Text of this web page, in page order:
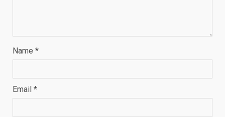
Name *
Email *